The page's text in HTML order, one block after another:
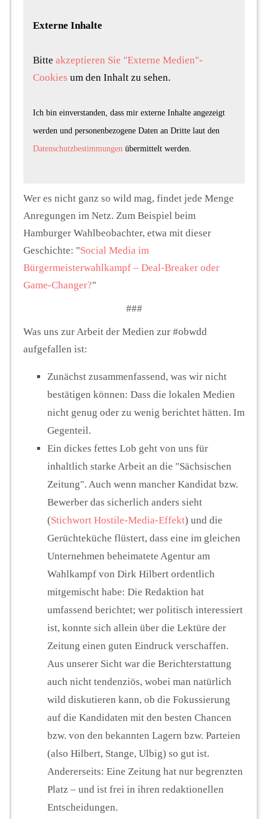
Externe Inhalte
Bitte akzeptieren Sie "Externe Medien"-
Cookies um den Inhalt zu sehen.
Ich bin einverstanden, dass mir externe Inhalte angezeigt
werden und personenbezogene Daten an Dritte laut den
Datenschutzbestimmungen übermittelt werden.
Wer es nicht ganz so wild mag, findet jede Menge
Anregungen im Netz. Zum Beispiel beim
Hamburger Wahlbeobachter, etwa mit dieser
Geschichte: "Social Media im
Bürgermeisterwahlkampf – Deal-Breaker oder
Game-Changer?"
###
Was uns zur Arbeit der Medien zur #obwdd
aufgefallen ist:
Zunächst zusammenfassend, was wir nicht
bestätigen können: Dass die lokalen Medien
nicht genug oder zu wenig berichtet hätten. Im
Gegenteil.
Ein dickes fettes Lob geht von uns für
inhaltlich starke Arbeit an die "Sächsischen
Zeitung". Auch wenn mancher Kandidat bzw.
Bewerber das sicherlich anders sieht
(Stichwort Hostile-Media-Effekt) und die
Gerüchteküche flüstert, dass eine im gleichen
Unternehmen beheimatete Agentur am
Wahlkampf von Dirk Hilbert ordentlich
mitgemischt habe: Die Redaktion hat
umfassend berichtet; wer politisch interessiert
ist, konnte sich allein über die Lektüre der
Zeitung einen guten Eindruck verschaffen.
Aus unserer Sicht war die Berichterstattung
auch nicht tendenziös, wobei man natürlich
wild diskutieren kann, ob die Fokussierung
auf die Kandidaten mit den besten Chancen
bzw. von den bekannten Lagern bzw. Parteien
(also Hilbert, Stange, Ulbig) so gut ist.
Andererseits: Eine Zeitung hat nur begrenzten
Platz – und ist frei in ihren redaktionellen
Entscheidungen.